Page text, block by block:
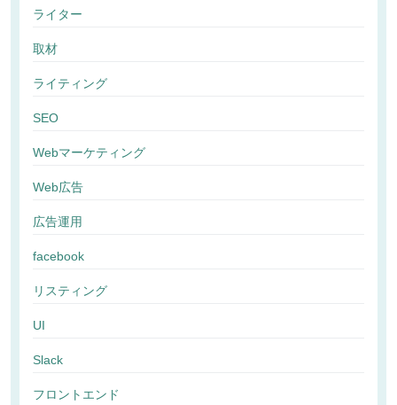
ライター
取材
ライティング
SEO
Webマーケティング
Web広告
広告運用
facebook
リスティング
UI
Slack
フロントエンド